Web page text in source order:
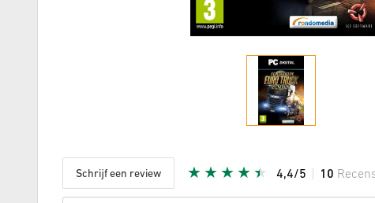
Schrijf een review 4,4/5 10